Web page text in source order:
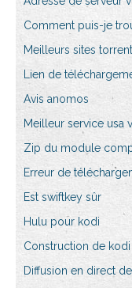
Comment puis-je
Meilleurs sites
Lien de
Avis anomos
Meilleur service usa
Zip du module
Erreur de
Est swiftkey sûr
Hulu pour kodi
Construction de
Diffusion en direct